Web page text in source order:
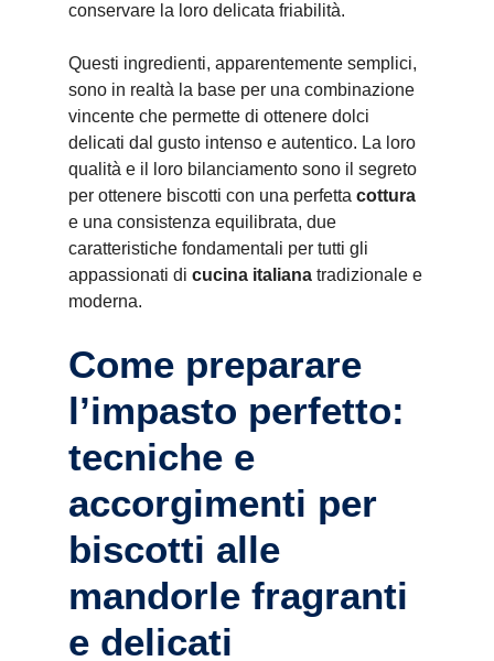
conservare la loro delicata friabilità.
Questi ingredienti, apparentemente semplici,
sono in realtà la base per una combinazione
vincente che permette di ottenere dolci
delicati dal gusto intenso e autentico. La loro
qualità e il loro bilanciamento sono il segreto
per ottenere biscotti con una perfetta cottura
e una consistenza equilibrata, due
caratteristiche fondamentali per tutti gli
appassionati di cucina italiana tradizionale e
moderna.
Come preparare
l’impasto perfetto:
tecniche e
accorgimenti per
biscotti alle
mandorle fragranti
e delicati